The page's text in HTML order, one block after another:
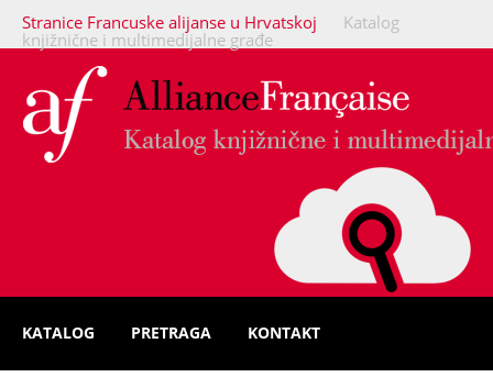
Stranice Francuske alijanse u Hrvatskoj
Katalog
knjižnične i multimedijalne građe
KATALOG PRETRAGA KONTAKT